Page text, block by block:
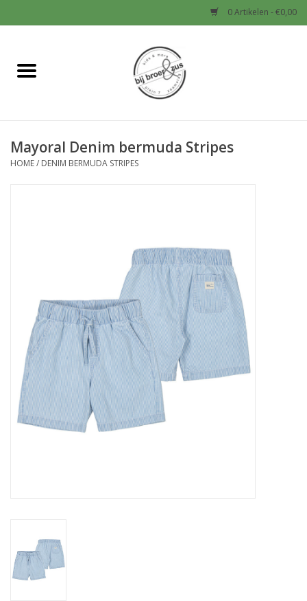
0 Artikelen - €0,00
Home
Baby
Schoenen en Tassen
Speelgoed
Cadeaubonnen
Merken
Mayoral Denim bermuda Stripes
HOME/ DENIM BERMUDA STRIPES